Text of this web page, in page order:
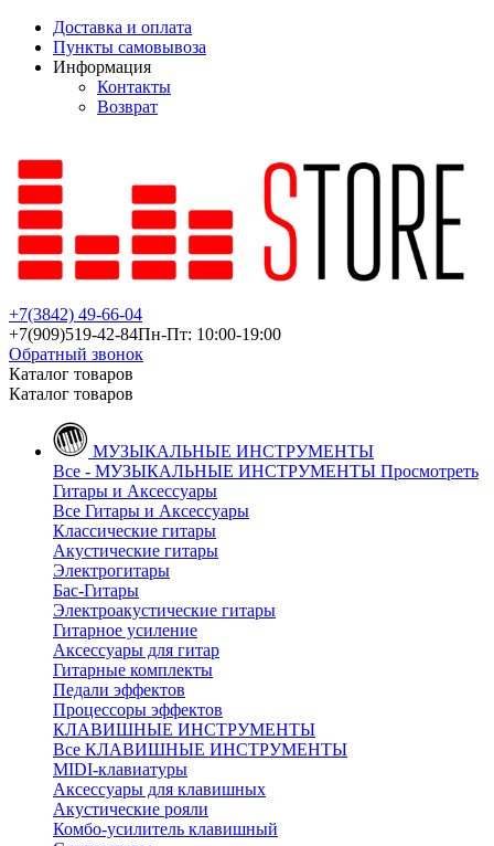
Доставка и оплата
Пункты самовывоза
Информация
Контакты
Возврат
+7(3842) 49-66-04
+7(909)519-42-84Пн-Пт: 10:00-19:00
Обратный звонок
Каталог товаров
Каталог товаров
МУЗЫКАЛЬНЫЕ ИНСТРУМЕНТЫ
Все - МУЗЫКАЛЬНЫЕ ИНСТРУМЕНТЫ Просмотреть
Гитары и Аксессуары
Все Гитары и Аксессуары
Классические гитары
Акустические гитары
Электрогитары
Бас-Гитары
Электроакустические гитары
Гитарное усиление
Аксессуары для гитар
Гитарные комплекты
Педали эффектов
Процессоры эффектов
КЛАВИШНЫЕ ИНСТРУМЕНТЫ
Все КЛАВИШНЫЕ ИНСТРУМЕНТЫ
MIDI-клавиатуры
Аксессуары для клавишных
Акустические рояли
Комбо-усилитель клавишный